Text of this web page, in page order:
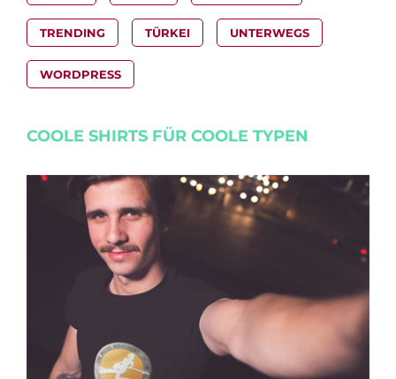
TRENDING TÜRKEI UNTERWEGS
WORDPRESS
COOLE SHIRTS FÜR COOLE TYPEN